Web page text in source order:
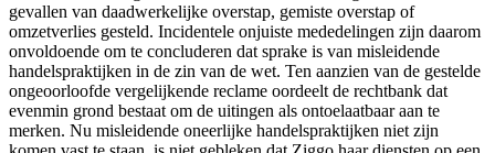
gevallen van daadwerkelijke overstap, gemiste overstap of
omzetverlies gesteld. Incidentele onjuiste mededelingen zijn daarom
onvoldoende om te concluderen dat sprake is van misleidende
handelspraktijken in de zin van de wet. Ten aanzien van de gestelde
ongeoorloofde vergelijkende reclame oordeelt de rechtbank dat
evenmin grond bestaat om de uitingen als ontoelaatbaar aan te
merken. Nu misleidende oneerlijke handelspraktijken niet zijn